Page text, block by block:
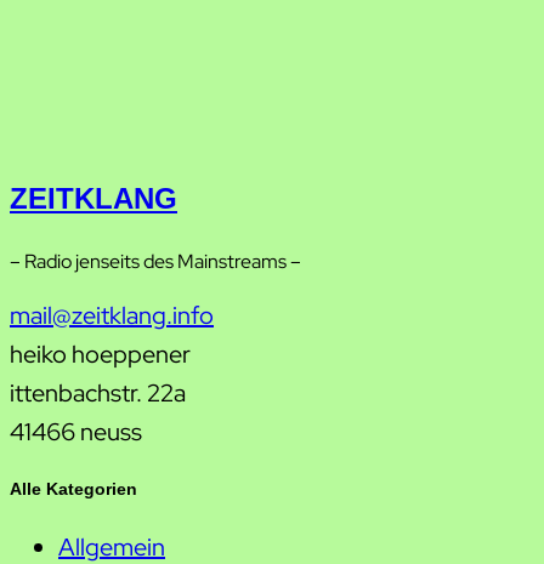
ZEITKLANG
– Radio jenseits des Mainstreams –
mail@zeitklang.info
heiko hoeppener
ittenbachstr. 22a
41466 neuss
Alle Kategorien
Allgemein